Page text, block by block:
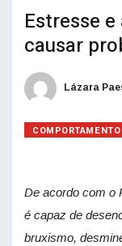
Estresse
causar
Lázara
COMPORTAMENTO
De acordo com o
é capaz de
bruxismo,